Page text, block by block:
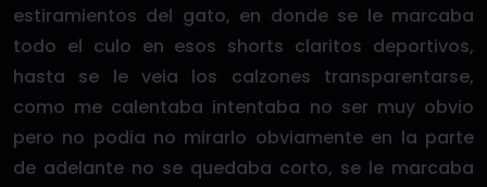
estiramientos del gato, en donde se le marcaba
todo el culo en esos shorts claritos deportivos,
hasta se le veia los calzones transparentarse,
como me calentaba intentaba no ser muy obvio
pero no podia no mirarlo obviamente en la parte
de adelante no se quedaba corto, se le marcaba